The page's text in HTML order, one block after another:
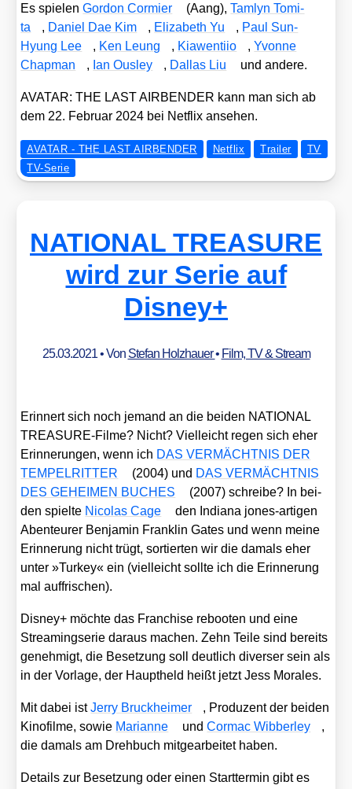
Es spie­lenGor­don Cor­mier (Aang),Tam­lyn Tomi­
ta
, Dani­el Dae Kim , Eliza­beth Yu , Paul Sun-
Hyung Lee
, Ken Leung , Kia­wen­tiio ,Yvonne
Chap­man
, Ian Ous­ley , Dal­las Liu und ande­re.
AVATAR: THE LAST AIRBENDER kann man sich ab
dem 22. Febru­ar 2024 bei Net­flix anse­hen.
AVATAR - THE LAST AIRBENDER Netflix Trailer
TV
TV-Serie
NATIONAL TREASURE
wird zur Serie auf
Disney+
25.03.2021• Von Stefan Holzhauer• Film, TV & Stream
Erin­nert sich noch jemand an die bei­den NATIONAL
TRE­ASU­RE-Fil­me? Nicht? Viel­leicht regen sich eher
Erin­ne­run­gen, wenn ich DAS VERMÄCHTNIS DER
TEMPELRITTER
(2004) und DAS VERMÄCHTNIS
DES GEHEIMEN BUCHES
(2007) schrei­be? In bei­
den spiel­te Nico­las Cage
den India­na jones-arti­gen
Aben­teu­rer Ben­ja­min Frank­lin Gates und wenn mei­ne
Erin­ne­rung nicht trügt, sor­tier­ten wir die damals eher
unter »Tur­key« ein (viel­leicht soll­te ich die Erin­ne­rung
mal auf­fri­schen).
Dis­ney+ möch­te das Fran­chise reboo­ten und eine
Strea­ming­se­rie dar­aus machen. Zehn Tei­le sind bereits
geneh­migt, die Beset­zung soll deut­lich diver­ser sein als
in der Vor­la­ge, der Haupt­held heißt jetzt Jess Mora­les.
Mit dabei istJer­ry Bruck­hei­mer
, Pro­du­zent der bei­den
Kino­fil­me, sowie Mari­an­ne undCor­mac Wib­ber­ley
,
die damals am Dreh­buch mit­ge­ar­bei­tet haben.
Details zur Beset­zung oder einen Start­ter­min gibt es